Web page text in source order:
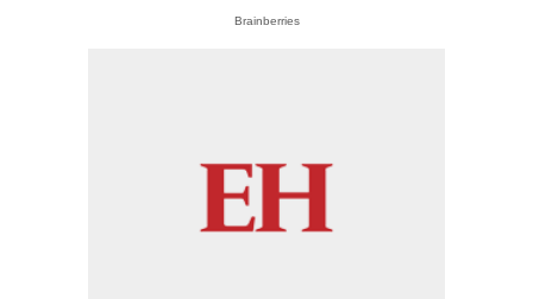
Brainberries